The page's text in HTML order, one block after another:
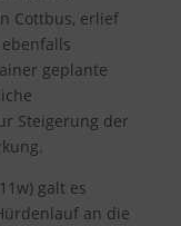
Cottbus, erlief
geplante
Steigerung der
galt es
an die